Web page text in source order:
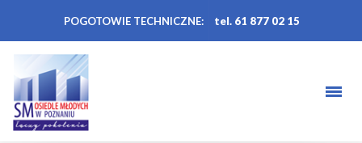
POGOTOWIE TECHNICZNE: tel. 61 877 02 15